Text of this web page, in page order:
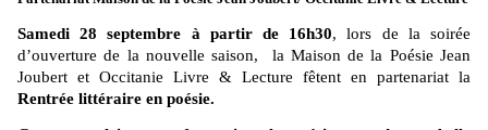
Samedi 28 septembre à partir de 16h30, lors de la soirée
d’ouverture de la nouvelle saison, la Maison de la Poésie Jean
Joubert et Occitanie Livre & Lecture fêtent en partenariat la
Rentrée littéraire en poésie.